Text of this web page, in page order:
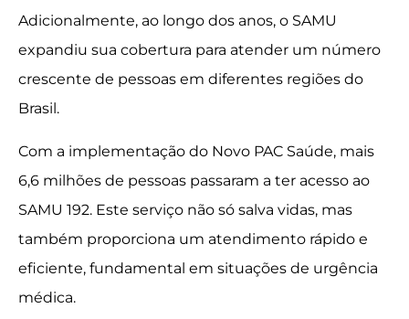
Adicionalmente, ao longo dos anos, o SAMU
expandiu sua cobertura para atender um número
crescente de pessoas em diferentes regiões do
Brasil.
Com a implementação do Novo PAC Saúde, mais
6,6 milhões de pessoas passaram a ter acesso ao
SAMU 192. Este serviço não só salva vidas, mas
também proporciona um atendimento rápido e
eficiente, fundamental em situações de urgência
médica.